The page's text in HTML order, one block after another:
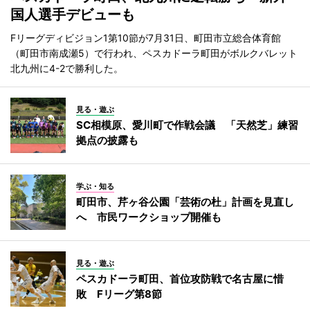
国人選手デビューも
Fリーグディビジョン1第10節が7月31日、町田市立総合体育館
（町田市南成瀬5）で行われ、ペスカドーラ町田がボルクバレット
北九州に4-2で勝利した。
見る・遊ぶ
SC相模原、愛川町で作戦会議 「天然芝」練習
拠点の披露も
学ぶ・知る
町田市、芹ヶ谷公園「芸術の杜」計画を見直し
へ 市民ワークショップ開催も
見る・遊ぶ
ペスカドーラ町田、首位攻防戦で名古屋に惜
敗 Fリーグ第8節